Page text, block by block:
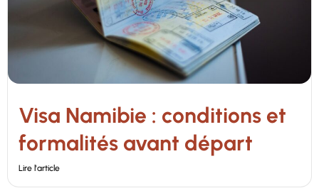
Visa Namibie : conditions et
formalités avant départ
Lire l'article